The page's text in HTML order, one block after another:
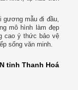
gương mẫu đi đầu,
mô hình làm đẹp
cao ý thức bảo vệ
sống văn minh.
tỉnh Thanh Hoá